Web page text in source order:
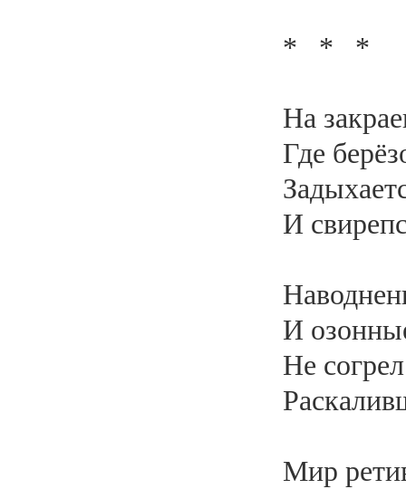
* * *
На
Где
И
И
Не
Мир